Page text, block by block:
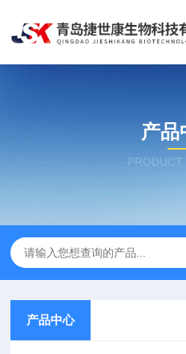
产品
PRODUCT
产品中心